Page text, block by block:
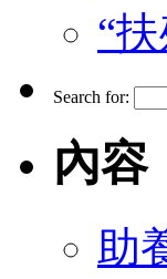
“
Search for:
內容
助